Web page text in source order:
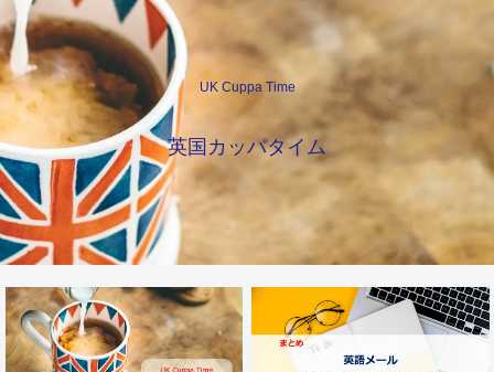
UK Cuppa Time
英国カッパタイム